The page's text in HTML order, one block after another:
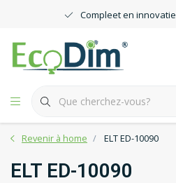
Compleet en
Revenir à home ELT ED-10090
ELT ED-10090